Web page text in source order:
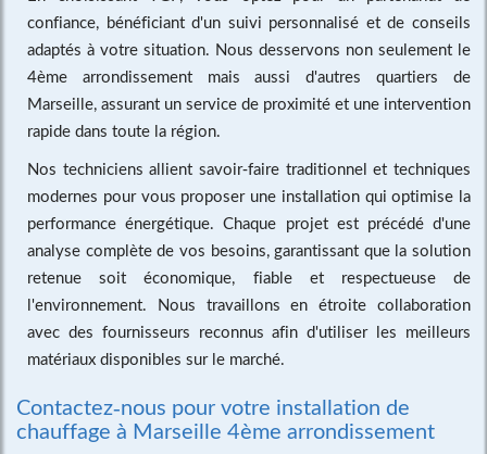
confiance, bénéficiant d'un suivi personnalisé et de conseils
adaptés à votre situation. Nous desservons non seulement le
4ème arrondissement mais aussi d'autres quartiers de
Marseille, assurant un service de proximité et une intervention
rapide dans toute la région.
Nos techniciens allient savoir-faire traditionnel et techniques
modernes pour vous proposer une installation qui optimise la
performance énergétique. Chaque projet est précédé d'une
analyse complète de vos besoins, garantissant que la solution
retenue soit économique, fiable et respectueuse de
l'environnement. Nous travaillons en étroite collaboration
avec des fournisseurs reconnus afin d'utiliser les meilleurs
matériaux disponibles sur le marché.
Contactez-nous pour votre installation de
chauffage à Marseille 4ème arrondissement